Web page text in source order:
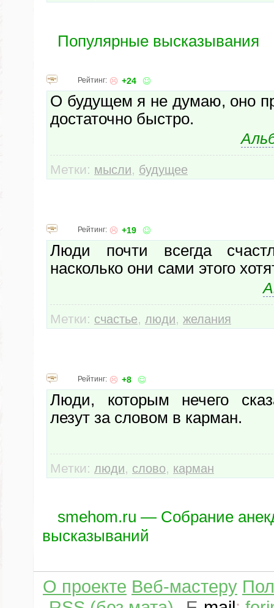
Популярные высказывания
Рейтинг: +24
О будущем я не думаю, оно
достаточно быстро.
Метки: мысли, будущее
Рейтинг: +19
Люди почти всегда
насколько они сами этого
Метки: счастье, люди, желания
Рейтинг: +8
Люди, которым нечего
лезут за словом в карман.
Метки: люди, слово, карман
smehom.ru — Собрание
высказываний
О проекте Веб-мастеру